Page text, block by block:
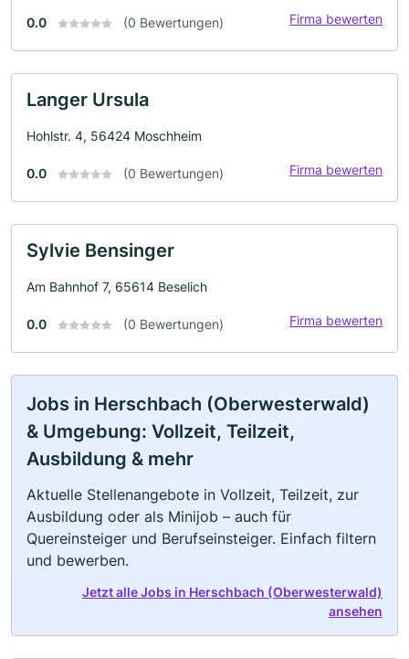
0.0 (0 Bewertungen) Firma bewerten
Langer Ursula
Hohlstr. 4, 56424 Moschheim
0.0 (0 Bewertungen) Firma bewerten
Sylvie Bensinger
Am Bahnhof 7, 65614 Beselich
0.0 (0 Bewertungen) Firma bewerten
Jobs in Herschbach (Oberwesterwald)
& Umgebung: Vollzeit, Teilzeit,
Ausbildung & mehr
Aktuelle Stellenangebote in Vollzeit, Teilzeit, zur
Ausbildung oder als Minijob – auch für
Quereinsteiger und Berufseinsteiger. Einfach filtern
und bewerben.
Jetzt alle Jobs in Herschbach (Oberwesterwald)
ansehen